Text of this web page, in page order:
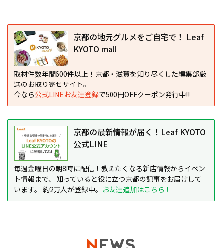
京都の地元グルメをご自宅で！ Leaf
KYOTO mall
取材件数年間600件以上！京都・滋賀を知り尽くした編集部厳
選のお取り寄せサイト。
今なら公式LINEお友達登録で500円OFFクーポン発行中!!
京都の最新情報が届く！Leaf KYOTO
公式LINE
毎週金曜日の朝8時に配信！教えたくなる新店情報からイベン
ト情報まで、 知っていると役に立つ京都の記事をお届けして
います。 約2万人が登録中。 お友達追加はこちら！